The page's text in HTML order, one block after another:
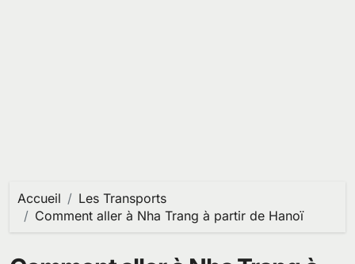
Accueil
Les Transports
Comment aller à Nha Trang à partir de Hanoï